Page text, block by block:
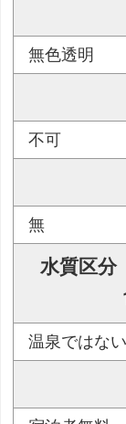
無色透明
不可
無
水質区分
温泉ではない